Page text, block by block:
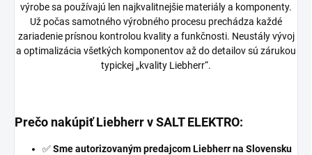
výrobe sa používajú len najkvalitnejšie materiály a komponenty.
Už počas samotného výrobného procesu prechádza každé
zariadenie prísnou kontrolou kvality a funkčnosti. Neustály vývoj
a optimalizácia všetkých komponentov až do detailov sú zárukou
typickej „kvality Liebherr“.
Prečo nakúpiť Liebherr vSALT ELEKTRO:
✅Sme autorizovaným predajcom Liebherr na Slovensku